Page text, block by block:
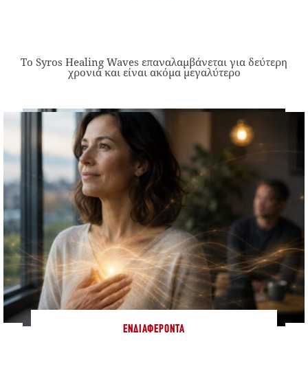
Το Syros Healing Waves επαναλαμβάνεται για δεύτερη
χρονιά και είναι ακόμα μεγαλύτερο
ΕΝΔΙΑΦΈΡΟΝΤΑ